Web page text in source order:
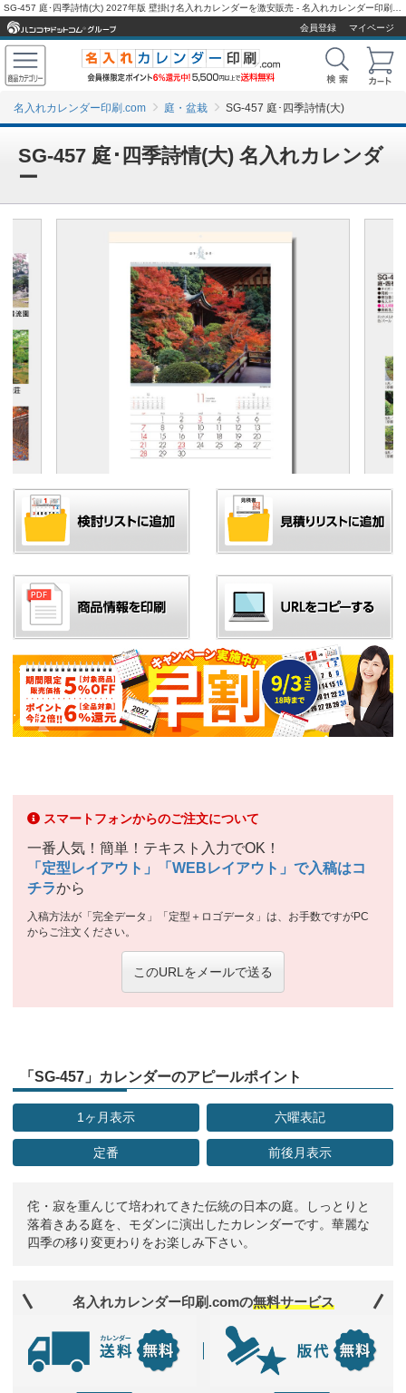
会員登録
マイページ
名入れカレンダー印刷.com 庭・盆栽 SG-457 庭･四季詩情(大)
SG-457 庭･四季詩情(大) 名入れカレンダ
ー
スマートフォンからのご注文について
一番人気！簡単！テキスト入力でOK！
「定型レイアウト」「WEBレイアウト」で入稿はコ
チラから
入稿方法が「完全データ」「定型＋ロゴデータ」は、お手数ですがPC
からご注文ください。
このURLをメールで送る
「SG-457」カレンダーのアピールポイント
1ヶ月表示 六曜表記
定番 前後月表示
侘・寂を重んじて培われてきた伝統の日本の庭。しっとりと
落着きある庭を、モダンに演出したカレンダーです。華麗な
四季の移り変更わりをお楽しみ下さい。
名入れカレンダー印刷.comの無料サービス